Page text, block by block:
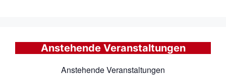
Anstehende Veranstaltungen
Anstehende Veranstaltungen